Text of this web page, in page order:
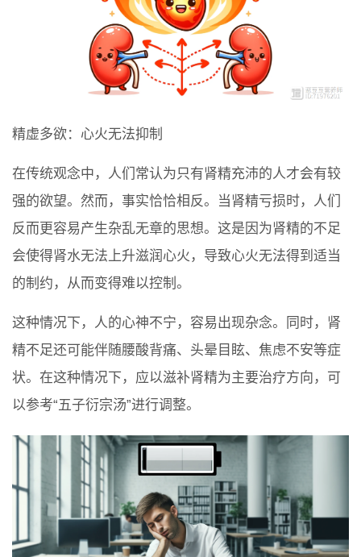
精虚多欲：心火无法抑制
在传统观念中，人们常认为只有肾精充沛的人才会有较
强的欲望。然而，事实恰恰相反。当肾精亏损时，人们
反而更容易产生杂乱无章的思想。这是因为肾精的不足
会使得肾水无法上升滋润心火，导致心火无法得到适当
的制约，从而变得难以控制。
这种情况下，人的心神不宁，容易出现杂念。同时，肾
精不足还可能伴随腰酸背痛、头晕目眩、焦虑不安等症
状。在这种情况下，应以滋补肾精为主要治疗方向，可
以参考“五子衍宗汤”进行调整。